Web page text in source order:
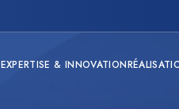
EXPERTISE & INNOVATION